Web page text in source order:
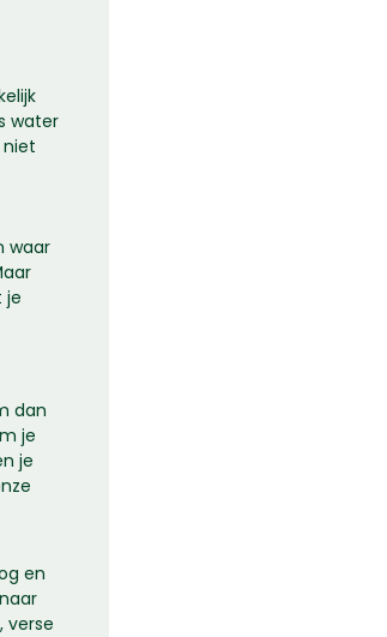
water
niet
waar
je
dan
je
je
en
verse